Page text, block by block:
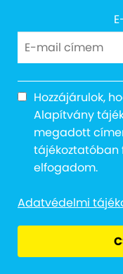
Hozzájárulok,
Alapítvány
megadott
tájékoztatóban
elfogadom.
Adatvédelmi